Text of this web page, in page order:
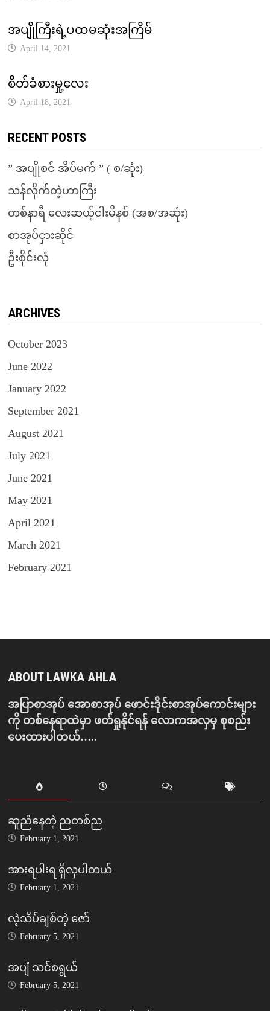
အပျိုကြီးရဲ့ပထမဆုံးအကြိမ်
April 14, 2021
စိတ်ခံစားမှု့လေး
April 18, 2021
RECENT POSTS
” အပျိုစင် အိပ်မက် ” ( စ/ဆုံး)
သန်လိုက်တဲ့ဟာကြီး
တစ်နာရီ လေးဆယ့်ငါးမိနစ် (အစ/အဆုံး)
စာအုပ်ငှားဆိုင်
ဦးစိုင်းလုံ
ARCHIVES
October 2023
June 2022
January 2022
September 2021
August 2021
July 2021
June 2021
May 2021
April 2021
March 2021
February 2021
ABOUT LAWKA AHLA
အပြာစာအုပ် အောစာအုပ် ဖောင်းဒိုင်းစာအုပ်ကောင်းများ
ကို တစ်နေရာထဲမှာ ဖတ်ရှုနိုင်ရန် လောကအလှမှ စုစည်း
ပေးထားပါတယ်…..
ဆူညံနေတဲ့ ညတစ်ည
February 1, 2021
အားရပါးရ ရှိလှပါတယ်
February 1, 2021
လဲ့သိပ်ချစ်တဲ့ ဇော်
February 5, 2021
အပျံ သင်စရွယ်
February 5, 2021